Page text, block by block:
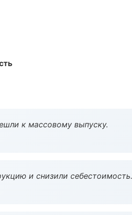
к массовому выпуску.
и снизили себестоимость.